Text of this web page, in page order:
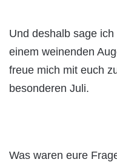
Und deshalb sage
einem weinenden
freue mich mit euch
besonderen Juli.
Was waren eure